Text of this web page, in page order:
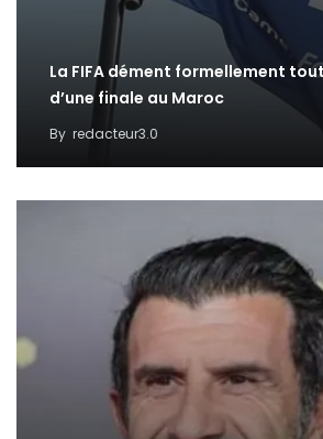
La FIFA dément formellement
d’une finale au Maroc
By redacteur3.0